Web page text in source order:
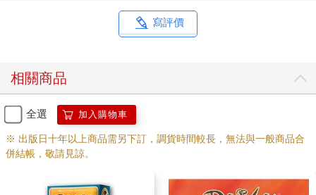
寫評價
相關商品
全選 加入購物車
※ 出版日十年以上商品需另下訂，調貨時間較長，無法與一般商品合
併結帳，敬請見諒。